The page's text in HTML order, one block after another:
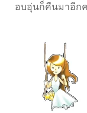
อบอุ่นก็คืนมาอีก